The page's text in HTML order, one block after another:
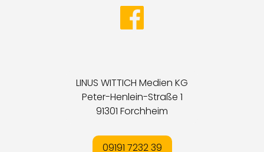
LINUS WITTICH Medien KG
Peter-Henlein-Straße 1
91301 Forchheim
09191 7232 39